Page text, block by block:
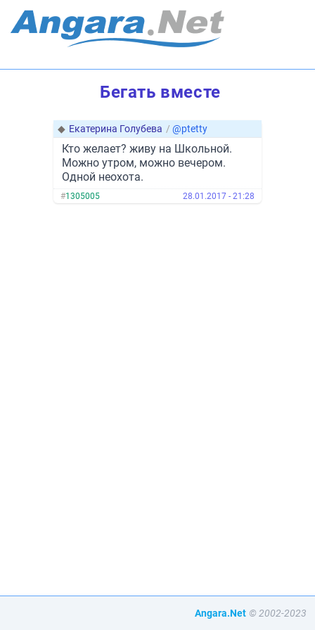
Бегать вместе
◆ Екатерина Голубева / @ptetty
Кто желает? живу на Школьной.
Можно утром, можно вечером.
Одной неохота.
#1305005 28.01.2017 - 21:28
Angara.Net © 2002-2023